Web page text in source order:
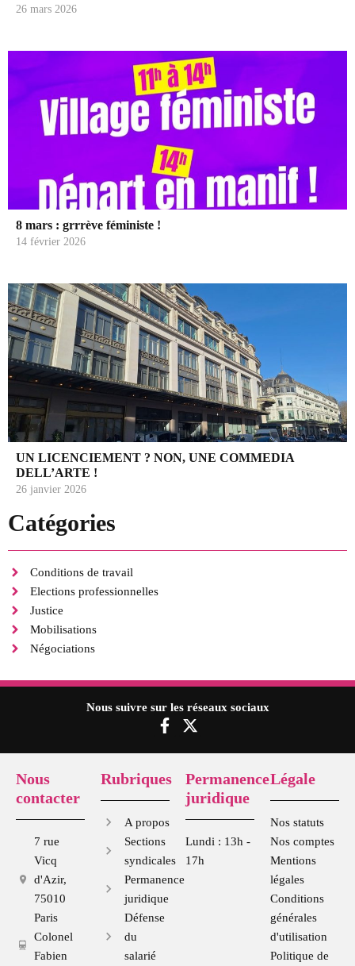
Catégories
Conditions de travail
Elections professionnelles
Justice
Mobilisations
Négociations
26 mars 2026
8 mars : grrrève féministe !
14 février 2026
UN LICENCIEMENT ? NON, UNE COMMEDIA
DELL’ARTE !
26 janvier 2026
Nous suivre sur les réseaux sociaux
F
a
c
b
o
o
k
-
f
X
-
t
i
t
t
r
Nous
contacter
7 rue
Vicq
d'Azir,
75010
Paris
Colonel
Fabien
Rubriques
A propos
Sections
syndicales
Permanence
juridique
Défense
du
salarié
Permanence
juridique
Lundi : 13h -
17h
Légale
Nos statuts
Nos comptes
Mentions
légales
Conditions
générales
d'utilisation
Politique de